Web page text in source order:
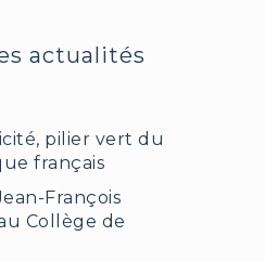
actualités
pilier vert du
français
François
Collège de